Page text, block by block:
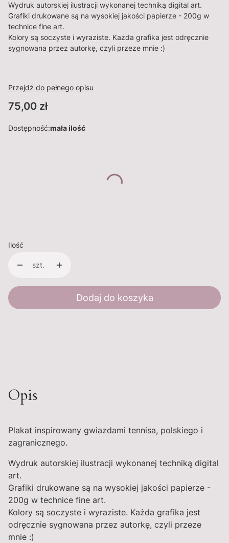
Wydruk autorskiej ilustracji wykonanej techniką digital art.
Grafiki drukowane są na wysokiej jakości papierze - 200g w
technice fine art.
Kolory są soczyste i wyraziste. Każda grafika jest odręcznie
sygnowana przez autorkę, czyli przeze mnie :)
Przejdź do pełnego opisu
Cena
75,00 zł
Dostępność:mała ilość
Ilość
szt.
Dodaj do koszyka
Opis
Plakat inspirowany gwiazdami tennisa, polskiego i
zagranicznego.
Wydruk autorskiej ilustracji wykonanej techniką digital
art.
Grafiki drukowane są na wysokiej jakości papierze -
200g w technice fine art.
Kolory są soczyste i wyraziste. Każda grafika jest
odręcznie sygnowana przez autorkę, czyli przeze
mnie :)